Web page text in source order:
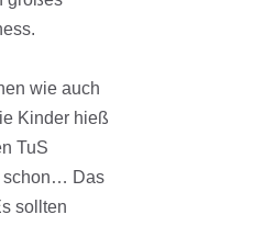
wie auch
Kinder hieß
TuS
schon… Das
sollten